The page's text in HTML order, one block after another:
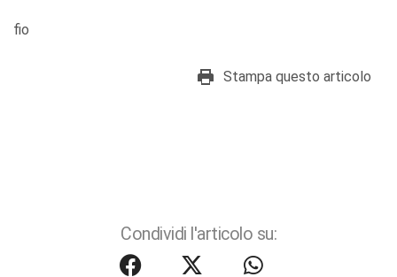
fio
Stampa questo articolo
Condividi l'articolo su: